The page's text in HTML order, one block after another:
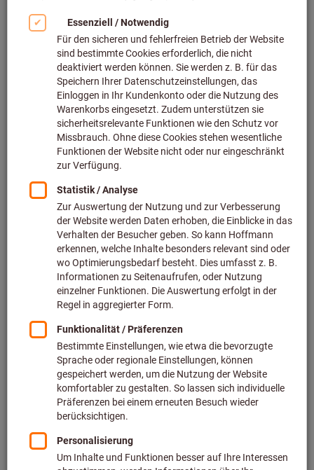
Wie Gleitschleifen und
Automatisierung Ihre Prozesse
auf das nächste Level heben
Entdecken Sie die vielfältigen Vorteile des Gleitschleifens für
Ihre Fertigung! Unser kostenloses Webinar bietet Ihnen einen
tiefen Einblick, wie Gleitschleifen Ihre Produktionsprozesse
optimieren kann. Erfahren Sie, wie Sie Entgratungs-, Schleif-,
Reinigungs- und Polierprozesse automatisieren können, um
wertvolle Ressourcen wie Zeit und Kosten zu sparen.
Steigern Sie Ihre Fertigungstiefe und verbessern Sie die
Qualität Ihrer Bauteile durch präzise und effektive
Gleitschleiftechniken.
Melden Sie sich jetzt an und profitieren Sie sofort von
unserem Expertenwissen!
Sie erfahren etwas über:
Welche Vorteile bietet die automatisierte
Nachbearbeitung für Ihre Fertigung
Umfassendes Fachwissen über verschiedene
deren optimale Anwendung für unterschiedliche
Werkstoffe und Bauteile